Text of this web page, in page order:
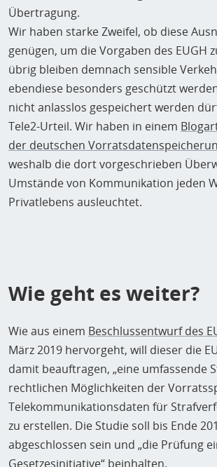
Übertragung.
Wir haben starke Zweifel, ob diese
genügen, um die Vorgaben des EUGH
übrig bleiben demnach sensible
ebendiese besonders geschützt
nicht anlasslos gespeichert werden
Tele2-Urteil. Wir haben in einem
der deutschen
weshalb die dort vorgeschrieben
Umstände von Kommunikation jeden
Privatlebens ausleuchtet.
Wie geht es weiter?
Wie aus einem Beschlussentwurf des
März 2019 hervorgeht, will dieser die
damit beauftragen, „eine umfassende
rechtlichen Möglichkeiten der
Telekommunikationsdaten für
zu erstellen. Die Studie soll bis Ende
abgeschlossen sein und „die Prüfung
Gesetzesinitiative“ beinhalten.